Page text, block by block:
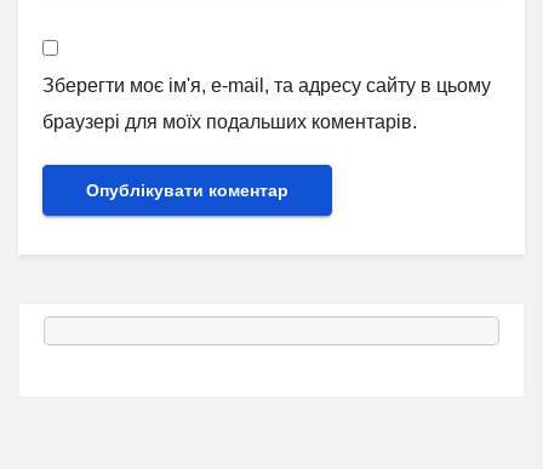
Зберегти моє ім'я, e-mail, та адресу сайту в цьому
браузері для моїх подальших коментарів.